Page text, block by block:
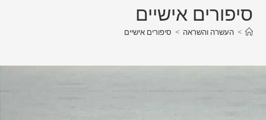
סיפורים אישיים​
> העשרה והשראה > סיפורים אישיים​